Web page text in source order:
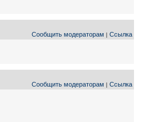
Сообщить модераторам | Ссылка
Сообщить модераторам | Ссылка